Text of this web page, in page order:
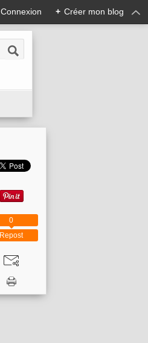
Connexion + Créer mon blog
Repost
0